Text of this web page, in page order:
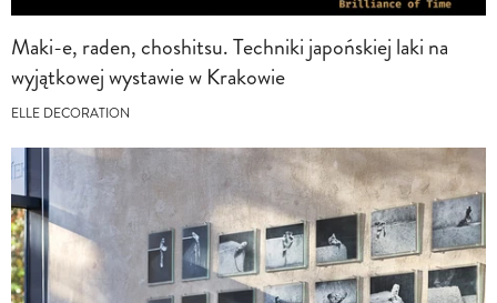
Maki-e, raden, choshitsu. Techniki japońskiej laki na
wyjątkowej wystawie w Krakowie
ELLE DECORATION